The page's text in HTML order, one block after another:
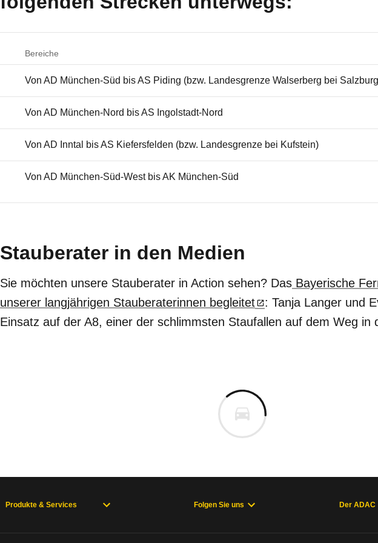
Bereiche
Von AD München-Süd bis AS Piding (bzw. Landesgrenze Walserberg bei
Von AD München-Nord bis AS Ingolstadt-Nord
Von AD Inntal bis AS Kiefersfelden (bzw. Landesgrenze bei Kufstein)
Von AD München-Süd-West bis AK München-Süd
Stauberater in den Medien
Sie möchten unsere Stauberater in Action sehen? Das Bayerische
unserer langjährigen Stauberaterinnen begleitet
: Tanja Langer und
Einsatz auf der A8, einer der schlimmsten Staufallen auf dem Weg in
Produkte & Services Folgen Sie uns Der ADAC